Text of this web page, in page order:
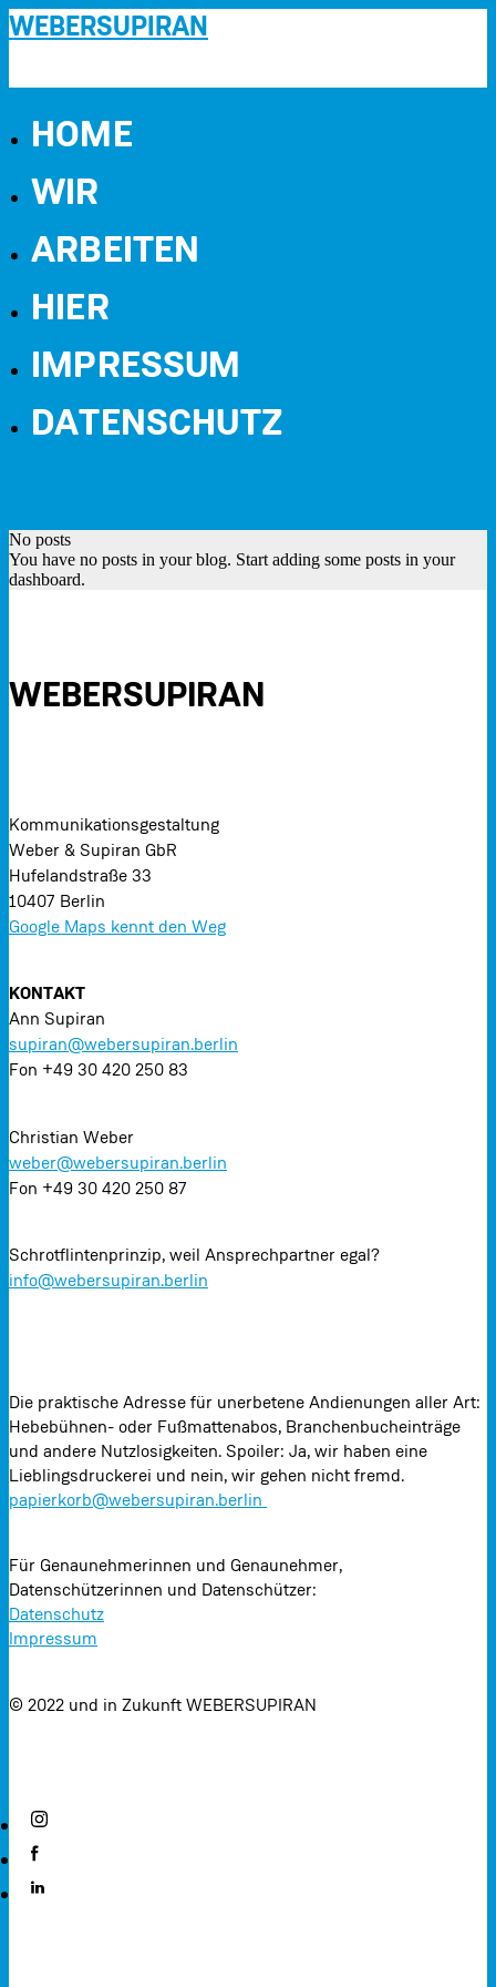
WEBERSUPIRAN
HOME
WIR
ARBEITEN
HIER
IMPRESSUM
DATENSCHUTZ
No posts
You have no posts in your blog. Start adding some posts in your
dashboard.
WEBERSUPIRAN
Kommunikationsgestaltung
Weber & Supiran GbR
Hufelandstraße 33
10407 Berlin
Google Maps kennt den Weg
KONTAKT
Ann Supiran
supiran@webersupiran.berlin
Fon +49 30 420 250 83
Christian Weber
weber@webersupiran.berlin
Fon +49 30 420 250 87
Schrotflintenprinzip, weil Ansprechpartner egal?
info@webersupiran.berlin
Die praktische Adresse für unerbetene Andienungen aller Art:
Hebebühnen- oder Fußmattenabos, Branchenbucheinträge
und andere Nutzlosigkeiten. Spoiler: Ja, wir haben eine
Lieblingsdruckerei und nein, wir gehen nicht fremd.
papierkorb@webersupiran.berlin
Für Genaunehmerinnen und Genaunehmer,
Datenschützerinnen und Datenschützer:
Datenschutz
Impressum
© 2022 und in Zukunft WEBERSUPIRAN